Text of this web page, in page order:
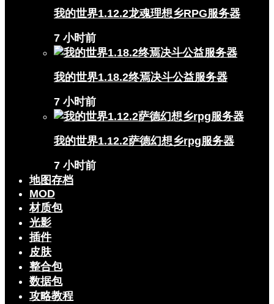
我的世界1.12.2龙魂理想乡RPG服务器
7 小时前
我的世界1.18.2终焉决斗公益服务器
7 小时前
我的世界1.12.2萨德幻想乡rpg服务器
7 小时前
地图存档
MOD
材质包
光影
插件
皮肤
整合包
数据包
攻略教程